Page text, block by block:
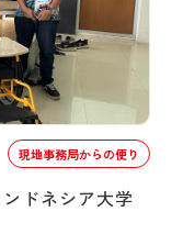
現地事務局からの便り
ドネシア大学